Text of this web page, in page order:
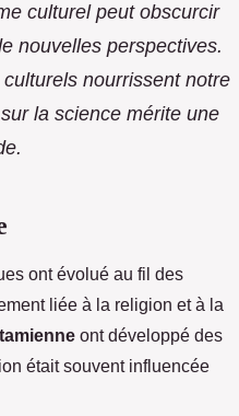
culturel peut obscurcir
nouvelles perspectives.
nourrissent notre
la science mérite une
ont évolué au fil des
liée à la religion et à la
ont développé des
était souvent influencée